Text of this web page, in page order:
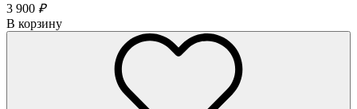
3 900 ₽
В корзину